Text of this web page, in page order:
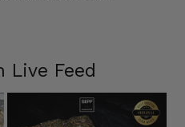
Live Feed